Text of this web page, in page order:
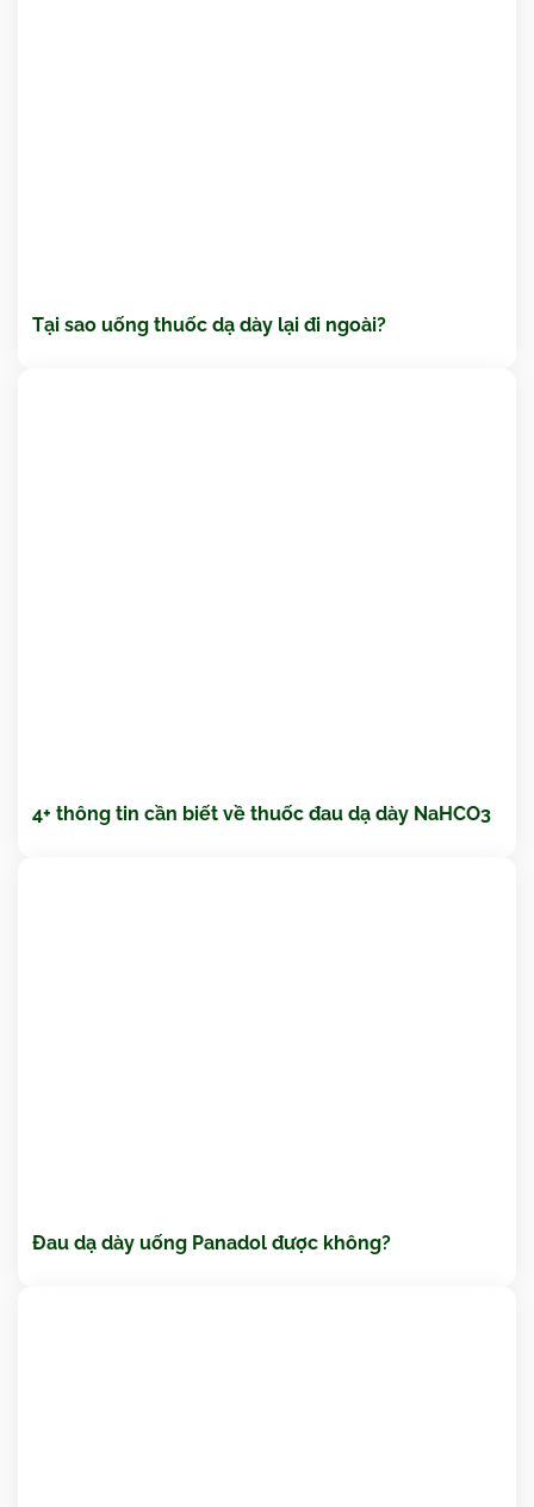
Tại sao uống thuốc dạ dày lại đi ngoài?
4+ thông tin cần biết về thuốc đau dạ dày NaHCO3
Đau dạ dày uống Panadol được không?